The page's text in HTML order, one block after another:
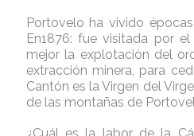
Portovelo ha vivido
En1876: fue visitada por
mejor la explotación del
extracción minera, para
Cantón es la Virgen del
de las montañas de